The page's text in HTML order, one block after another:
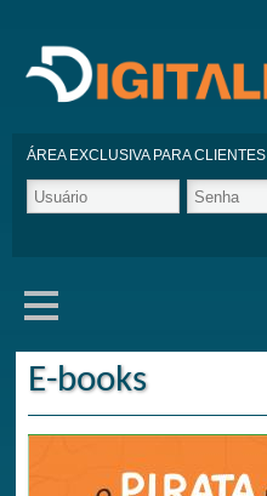
ÁREA EXCLUSIVA PARA CLIENTES
E-books